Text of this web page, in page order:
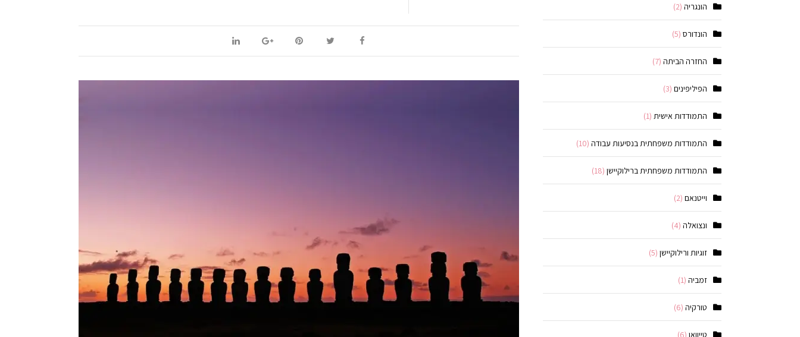
הונגריה (2)
הונדורס (5)
החזרה הביתה (7)
הפיליפינים (3)
התמודדות אישית (1)
התמודדות משפחתית בנסיעות עבודה (10)
התמודדות משפחתית ברילוקיישן (18)
וייטנאם (2)
ונצואלה (4)
זוגיות ורילוקיישן (5)
זמביה (1)
טורקיה (6)
טייוואן (6)